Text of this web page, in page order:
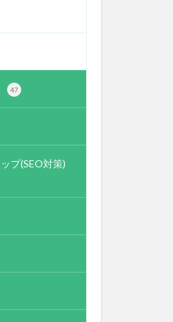
47
プ(SEO対策)